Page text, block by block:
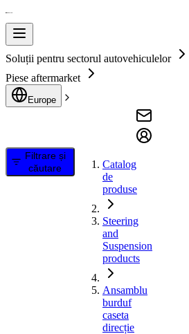
Soluții pentru sectorul autovehiculelor
Piese aftermarket
Europe
Filtrare și
căutare
Catalog
de
produse
Steering
and
Suspension
products
Ansamblu
burduf
caseta
direcție